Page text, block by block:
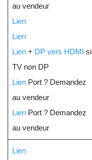
au vendeur
Lien
Lien
Lien+ DP vers HDMI si
TV non DP
LienPort ? Demandez
au vendeur
LienPort ? Demandez
au vendeur
Lien